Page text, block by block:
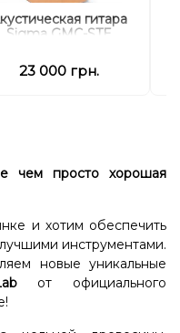
гитара
Sigma GMC-STE
23 000 грн.
чем просто хорошая
и хотим обеспечить
инструментами.
новые уникальные
от официального